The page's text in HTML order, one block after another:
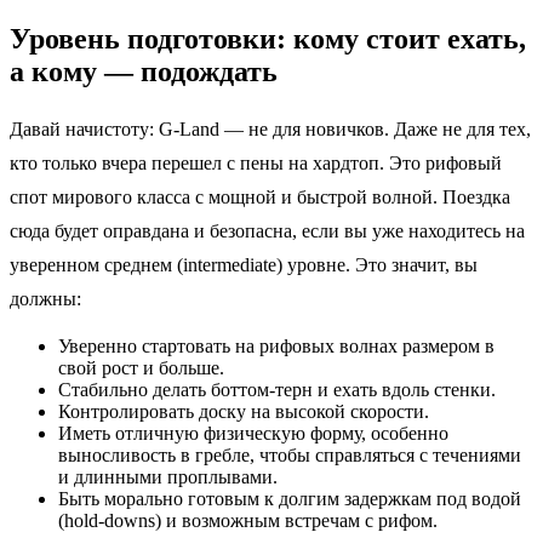
Уровень подготовки: кому стоит ехать,
а кому — подождать
Давай начистоту: G-Land — не для новичков. Даже не для тех,
кто только вчера перешел с пены на хардтоп. Это рифовый
спот мирового класса с мощной и быстрой волной. Поездка
сюда будет оправдана и безопасна, если вы уже находитесь на
уверенном среднем (intermediate) уровне. Это значит, вы
должны:
Уверенно стартовать на рифовых волнах размером в
свой рост и больше.
Стабильно делать боттом-терн и ехать вдоль стенки.
Контролировать доску на высокой скорости.
Иметь отличную физическую форму, особенно
выносливость в гребле, чтобы справляться с течениями
и длинными проплывами.
Быть морально готовым к долгим задержкам под водой
(hold-downs) и возможным встречам с рифом.